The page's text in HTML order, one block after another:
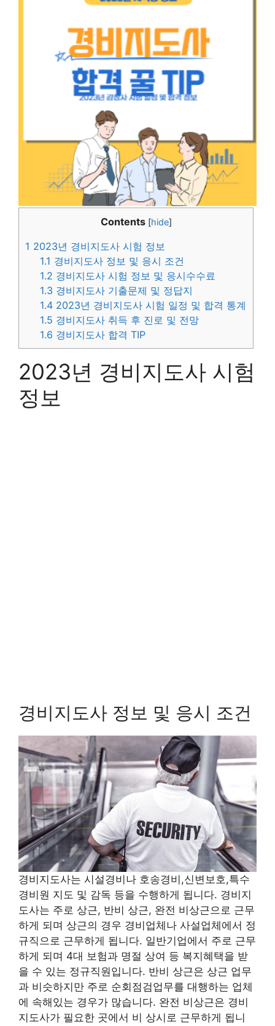
Contents [hide]
1 2023년 경비지도사 시험 정보
1.1 경비지도사 정보 및 응시 조건
1.2 경비지도사 시험 정보 및 응시수수료
1.3 경비지도사 기출문제 및 정답지
1.4 2023년 경비지도사 시험 일정 및 합격 통계
1.5 경비지도사 취득 후 진로 및 전망
1.6 경비지도사 합격 TIP
2023년 경비지도사 시험
정보
경비지도사 정보 및 응시 조건
경비지도사는 시설경비나 호송경비,신변보호,특수
경비원 지도 및 감독 등을 수행하게 됩니다. 경비지
도사는 주로 상근, 반비 상근, 완전 비상근으로 근무
하게 되며 상근의 경우 경비업체나 사설업체에서 정
규직으로 근무하게 됩니다. 일반기업에서 주로 근무
하게 되며 4대 보험과 명절 상여 등 복지혜택을 받
을 수 있는 정규직원입니다. 반비 상근은 상근 업무
과 비슷하지만 주로 순회점검업무를 대행하는 업체
에 속해있는 경우가 많습니다. 완전 비상근은 경비
지도사가 필요한 곳에서 비 상시로 근무하게 됩니